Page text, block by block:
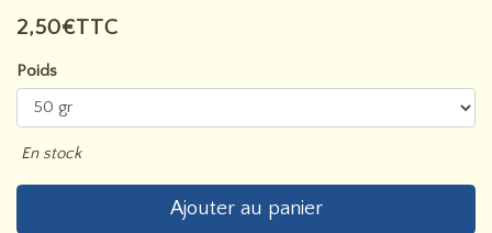
2,50€TTC
Poids
En stock
Ajouter au panier